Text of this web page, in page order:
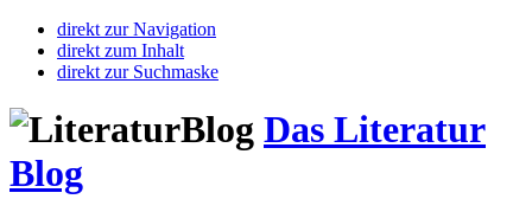
direkt zur Navigation
direkt zum Inhalt
direkt zur Suchmaske
Das Literatur
Blog